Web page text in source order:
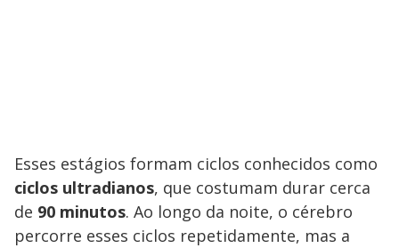
Esses estágios formam ciclos conhecidos como
ciclos ultradianos, que costumam durar cerca
de 90 minutos. Ao longo da noite, o cérebro
percorre esses ciclos repetidamente, mas a